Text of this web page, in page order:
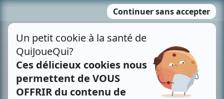
MENU
contenu
Recherche avancée »